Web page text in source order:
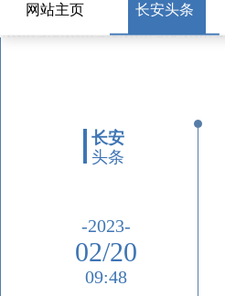
网站主页 长安头条
长安
头条
-2023-
02/20
09:48